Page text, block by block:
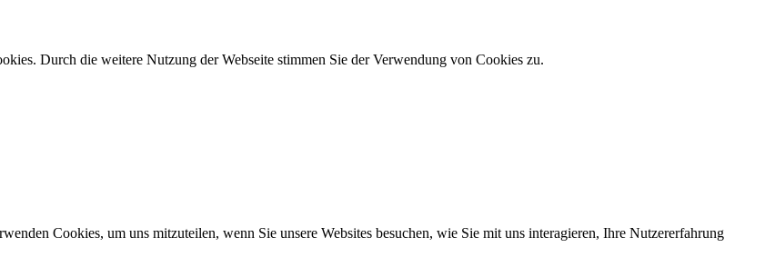
Durch die weitere Nutzung der Webseite stimmen Sie der Verwendung von Cookies zu.
Cookies, um uns mitzuteilen, wenn Sie unsere Websites besuchen, wie Sie mit uns interagieren, Ihre Nutzererfahrung